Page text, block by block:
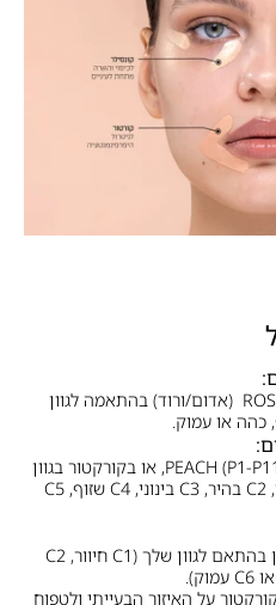
יש להשתמש בקונסילר בתת-גוון ROSY (אדום/ורוד) בהתאמה לגוון
כהה או עמוק.
יש להשתמש בקונסילר בתת-גוון PEACH (P1-P11), או בקורקטור בגוון
מתקן בהתאם לגוון שלך (C1 חיוור, C2 בהיר, C3 בינוני, C4 שזוף, C5
יש להשתמש בקורקטור בגוון מתקן בהתאם לגוון שלך (C1 חיוור, C2
על האיזור הבעייתי ולטפוח